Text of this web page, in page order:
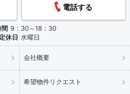
電話する
間 9：30～18：30
定休日 水曜日
会社概要
希望物件リクエスト